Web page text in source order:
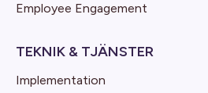
Employee Engagement
TEKNIK & TJÄNSTER
Implementation